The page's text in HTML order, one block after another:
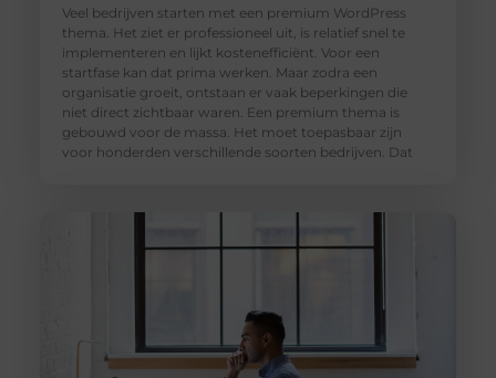
Veel bedrijven starten met een premium WordPress
thema. Het ziet er professioneel uit, is relatief snel te
implementeren en lijkt kostenefficiënt. Voor een
startfase kan dat prima werken. Maar zodra een
organisatie groeit, ontstaan er vaak beperkingen die
niet direct zichtbaar waren. Een premium thema is
gebouwd voor de massa. Het moet toepasbaar zijn
voor honderden verschillende soorten bedrijven. Dat